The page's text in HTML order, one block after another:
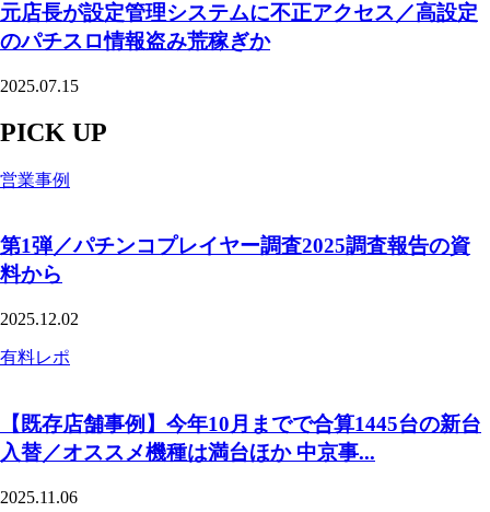
元店長が設定管理システムに不正アクセス／高設定
のパチスロ情報盗み荒稼ぎか
2025.07.15
PICK UP
営業事例
第1弾／パチンコプレイヤー調査2025調査報告の資
料から
2025.12.02
有料レポ
【既存店舗事例】今年10月までで合算1445台の新台
入替／オススメ機種は満台ほか 中京事...
2025.11.06